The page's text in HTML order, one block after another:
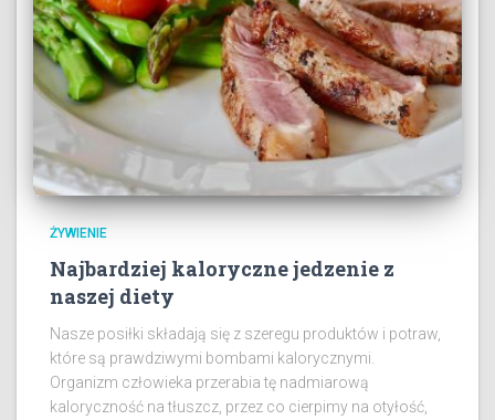
ŻYWIENIE
Najbardziej kaloryczne jedzenie z
naszej diety
Nasze posiłki składają się z szeregu produktów i potraw,
które są prawdziwymi bombami kalorycznymi.
Organizm człowieka przerabia tę nadmiarową
kaloryczność na tłuszcz, przez co cierpimy na otyłość,